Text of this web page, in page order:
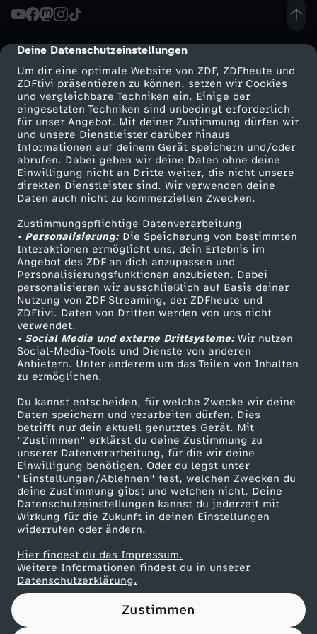
cmp-dialog-description
Deine Datenschutzeinstellungen
Um dir eine optimale Website von ZDF, ZDFheute und
ZDFtivi präsentieren zu können, setzen wir Cookies
und vergleichbare Techniken ein. Einige der
eingesetzten Techniken sind unbedingt erforderlich
für unser Angebot. Mit deiner Zustimmung dürfen wir
und unsere Dienstleister darüber hinaus
Informationen auf deinem Gerät speichern und/oder
abrufen. Dabei geben wir deine Daten ohne deine
Einwilligung nicht an Dritte weiter, die nicht unsere
direkten Dienstleister sind. Wir verwenden deine
Daten auch nicht zu kommerziellen Zwecken.
Zustimmungspflichtige Datenverarbeitung
• Personalisierung:Die Speicherung von bestimmten
Interaktionen ermöglicht uns, dein Erlebnis im
Angebot des ZDF an dich anzupassen und
Personalisierungsfunktionen anzubieten. Dabei
personalisieren wir ausschließlich auf Basis deiner
Nutzung von ZDF Streaming, der ZDFheute und
ZDFtivi. Daten von Dritten werden von uns nicht
verwendet.
• Social Media und externe Drittsysteme:Wir nutzen
Social-Media-Tools und Dienste von anderen
Anbietern. Unter anderem um das Teilen von Inhalten
zu ermöglichen.
Du kannst entscheiden, für welche Zwecke wir deine
Daten speichern und verarbeiten dürfen. Dies
betrifft nur dein aktuell genutztes Gerät. Mit
"Zustimmen" erklärst du deine Zustimmung zu
unserer Datenverarbeitung, für die wir deine
Einwilligung benötigen. Oder du legst unter
"Einstellungen/Ablehnen" fest, welchen Zwecken du
deine Zustimmung gibst und welchen nicht. Deine
Datenschutzeinstellungen kannst du jederzeit mit
Wirkung für die Zukunft in deinen Einstellungen
widerrufen oder ändern.
Hier findest du das Impressum.
Weitere Informationen findest du in unserer
Datenschutzerklärung.
Zustimmen
e
s
d
i
e
n
s
t
e
u
t
e
l
i
e
M
2
0
2
6
Mehr ZDF
ZDF-Apps
Smart TV
ZDFtext
Livestreams
Sendungen A-Z
TV-Programm
Service
ZDFmitreden
Kontakt zum ZDF
Tickets
Zuschauerservice
Hilfe
ZDF Unternehmen
Karriere
ZDF goes Schule
Werbefernsehen
Mainzelmännchen
Partner